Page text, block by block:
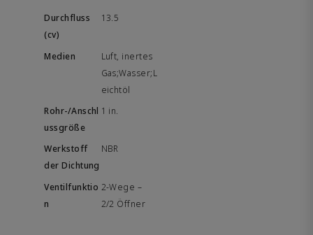
13.5
Luft, inertes
Gas;Wasser;L
eichtöl
1 in.
NBR
2-Wege –
2/2 Öffner